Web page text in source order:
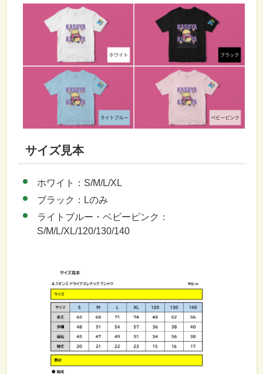
サイズ見本
ホワイト：S/M/L/XL
ブラック：Lのみ
ライトブルー・ベビーピンク：
S/M/L/XL/120/130/140